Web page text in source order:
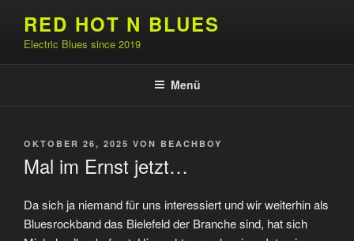
springen
RED HOT N BLUES
Electric Blues since 2019
Menü
VERÖFFENTLICHT
OKTOBER 26, 2025 VON BEACHBOY
Mal im Ernst jetzt…
Da sich ja niemand für uns interessiert und wir weiterhin als
Bluesrockband das Bielefeld der Branche sind, hat sich